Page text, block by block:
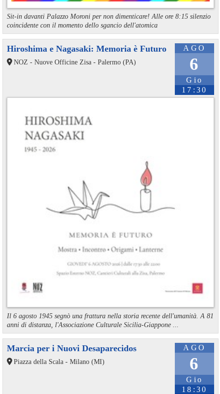
Sit-in davanti Palazzo Moroni per non dimenticare! Alle ore 8:15 silenzio
coincidente con il momento dello sgancio dell'atomica
AGO
6
Gio
17:30
Hiroshima e Nagasaki: Memoria è Futuro
NOZ - Nuove Officine Zisa - Palermo (PA)
Il 6 agosto 1945 segnò una frattura nella storia recente dell'umanità. A 81
anni di distanza, l'Associazione Culturale Sicilia-Giappone ...
AGO
6
Gio
18:30
Marcia per i Nuovi Desaparecidos
Piazza della Scala - Milano (MI)